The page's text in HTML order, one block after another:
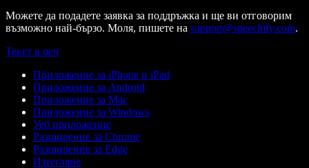
Можете да подадете заявка за поддръжка и ще ви отговорим
възможно най-бързо. Моля, пишете на support@speechify.com.
Текст в реч
Приложение за iPhone и iPad
Приложение за Android
Приложение за Mac
Приложение за Windows
Уеб приложение
Разширение за Chrome
Разширение за Edge
Изтегляне